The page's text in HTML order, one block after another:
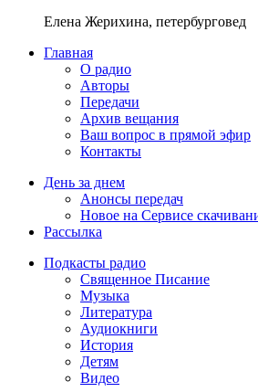
Елена Жерихина, петербурговед
Главная
О радио
Авторы
Передачи
Архив вещания
Ваш вопрос в прямой эфир
Контакты
День за днем
Анонсы передач
Новое на Сервисе
Рассылка
Подкасты радио
Священное Писание
Музыка
Литература
Аудиокниги
История
Детям
Видео